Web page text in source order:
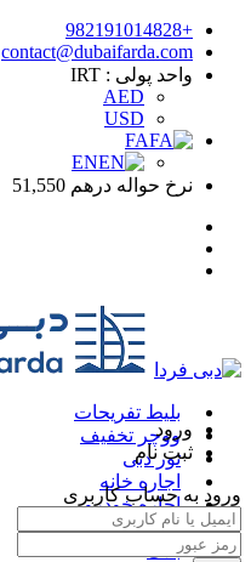
+982191014828
contact@dubaifarda.com
واحد پولی :‌ IRT
AED
USD
FA
EN
نرخ حواله درهم 51,550
بلیط تفریحات
ووچر تخفیف
تور دبی
اجاره خانه
اجاره خودرو
رزرو هتل
بلاگ
ورود
ثبت نام
ورود به حساب کاربری